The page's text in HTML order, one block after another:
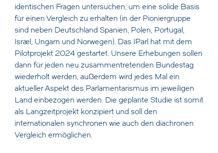
identischen Fragen untersuchen, um eine solide Basis
für einen Vergleich zu erhalten (in der Pioniergruppe
sind neben Deutschland Spanien, Polen, Portugal,
Israel, Ungarn und Norwegen). Das IParl hat mit dem
Pilotprojekt 2024 gestartet. Unsere Erhebungen sollen
dann für jeden neu zusammentretenden Bundestag
wiederholt werden, außerdem wird jedes Mal ein
aktueller Aspekt des Parlamentarismus im jeweiligen
Land einbezogen werden. Die geplante Studie ist somit
als Langzeitprojekt konzipiert und soll den
internationalen synchronen wie auch den diachronen
Vergleich ermöglichen.